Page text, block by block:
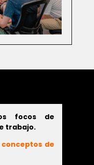
focos de
trabajo.
de